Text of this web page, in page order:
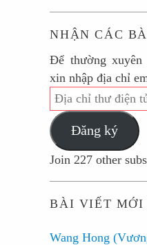
NHẬN CÁC
Để thường xuyên
xin nhập địa chỉ
Địa
chỉ
thư
điện
tử
(email)
Đăng ký
Join 227 other
BÀI VIẾT MỚI
Wang Hong